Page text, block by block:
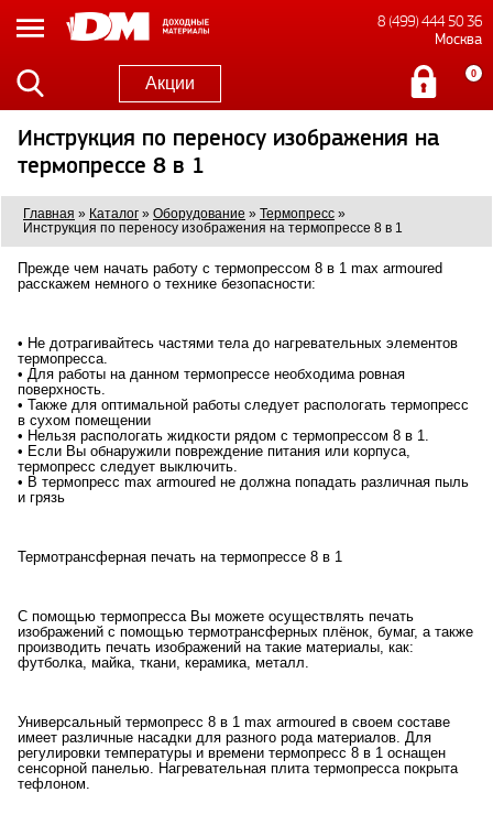
8 (499) 444 50 36
Москва
Акции 0
Инструкция по переносу изображения на
термопрессе 8 в 1
Главная » Каталог » Оборудование » Термопресс »
Инструкция по переносу изображения на термопрессе 8 в 1
Прежде чем начать работу с термопрессом 8 в 1 max armoured
расскажем немного о технике безопасности:
• Не дотрагивайтесь частями тела до нагревательных элементов
термопресса.
• Для работы на данном термопрессе необходима ровная
поверхность.
• Также для оптимальной работы следует распологать термопресс
в сухом помещении
• Нельзя распологать жидкости рядом с термопрессом 8 в 1.
• Если Вы обнаружили повреждение питания или корпуса,
термопресс следует выключить.
• В термопресс max armoured не должна попадать различная пыль
и грязь
Термотрансферная печать на термопрессе 8 в 1
С помощью термопресса Вы можете осуществлять печать
изображений с помощью термотрансферных плёнок, бумаг, а также
производить печать изображений на такие материалы, как:
футболка, майка, ткани, керамика, металл.
Универсальный термопресс 8 в 1 max armoured в своем составе
имеет различные насадки для разного рода материалов. Для
регулировки температуры и времени термопресс 8 в 1 оснащен
сенсорной панелью. Нагревательная плита термопресса покрыта
тефлоном.